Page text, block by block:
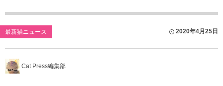
最新猫ニュース 2020年4月25日
Cat Press編集部
猫のフリー写真素材